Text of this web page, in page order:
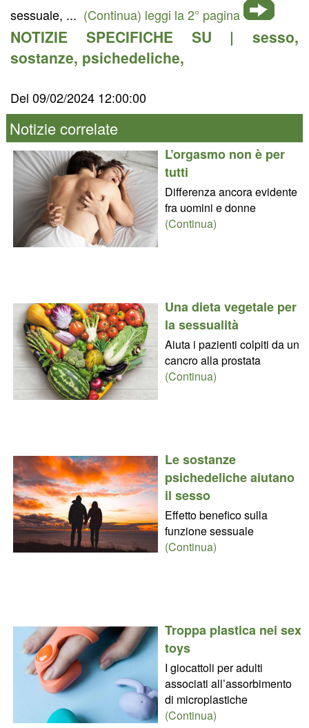
sessuale, ... (Continua) leggi la 2° pagina
NOTIZIE SPECIFICHE SU | sesso,
sostanze, psichedeliche,
Del 09/02/2024 12:00:00
Notizie correlate
L’orgasmo non è per
tutti
Differenza ancora evidente
fra uomini e donne
(Continua)
Una dieta vegetale per
la sessualità
Aiuta i pazienti colpiti da un
cancro alla prostata
(Continua)
Le sostanze
psichedeliche aiutano
il sesso
Effetto benefico sulla
funzione sessuale
(Continua)
Troppa plastica nei sex
toys
I giocattoli per adulti
associati all’assorbimento
di microplastiche
(Continua)